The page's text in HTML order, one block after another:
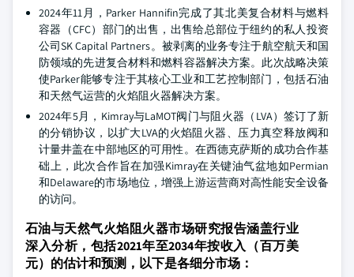
2024年11月，Parker Hannifin完成了其北美复合材料与燃料
容器（CFC）部门的出售，出售给总部位于纽约的私人投资
公司SK Capital Partners。被剥离的业务专注于航空航天和国
防领域的先进复合材料和燃料容器解决方案。此次战略决策
使Parker能够专注于其核心工业和工艺控制部门，包括石油
和天然气运营的火焰阻火器解决方案。
2024年5月，Kimray与LaMOT阀门与阻火器（LVA）签订了新
的分销协议，以扩大LVA的火焰阻火器、压力真空释放阀和
计量井盖在中部地区的可用性。在西德克萨斯的成功合作基
础上，此次合作旨在加强Kimray在关键油气盆地如Permian
和Delaware的市场地位，增强上游运营商对高性能安全设备
的访问。
石油与天然气火焰阻火器市场研究报告涵盖行业
深入分析，包括2021年至2034年按收入（百万美
元）的估计和预测，以下是各细分市场：